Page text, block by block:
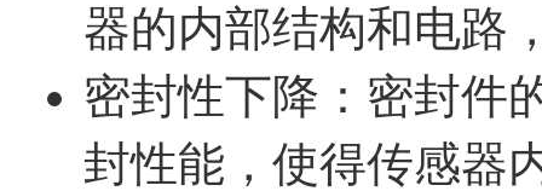
器的内部结构和电路
密封性下降：密封件
封性能，使得传感器